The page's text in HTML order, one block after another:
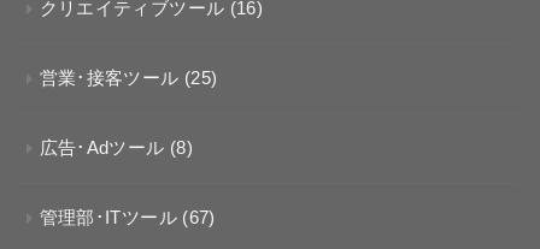
クリエイティブツール (16)
営業･接客ツール (25)
広告･Adツール (8)
管理部･ITツール (67)